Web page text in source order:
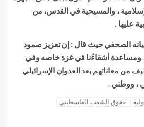
، والمسيحية في القدس، من
عليها .
بيانه الصحفي حيث قال : إن تعزيز صمود
ومساعدة أشقاءُنا في غزة خاصه وفي
من معاناتهم بعد العدوان الإسرائيلي
، ووطني
حقوق الشعب الفلسطيني